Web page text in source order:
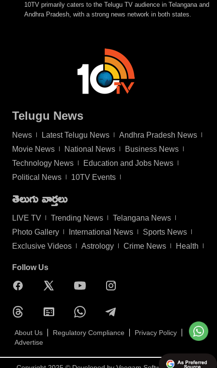
10TV primarily caters to the Telugu TV audience in Telangana and
Andhra Pradesh, with a strong news network in both states.
Telugu News
News Latest Telugu News
Andhra Pradesh News
Movie News
National News
Business News
Technology News
Education and Jobs News
Political News
10TV Events
తెలుగు వార్తలు
LIVE TV Trending News
Telangana News
Photo Gallery
International News
Sports News
Exclusive Videos
Astrology Crime News Health
Follow Us
About Us Regulatory Compliance
Privacy Policy
Advertise